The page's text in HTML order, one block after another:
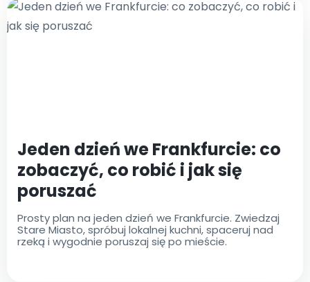
Jeden dzień we Frankfurcie: co
zobaczyć, co robić i jak się
poruszać
Prosty plan na jeden dzień we Frankfurcie. Zwiedzaj
Stare Miasto, spróbuj lokalnej kuchni, spaceruj nad
rzeką i wygodnie poruszaj się po mieście.